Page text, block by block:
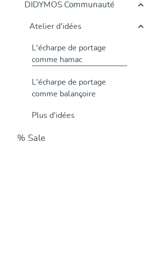
DIDYMOS Communauté
Atelier d'idées
L'écharpe de portage
comme hamac
L'écharpe de portage
comme balançoire
Plus d'idées
% Sale